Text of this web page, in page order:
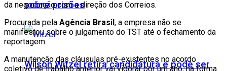
sobre prisões
Wilson Witzel retira candidatura e pode ser
da negociação com a direção dos Correios.
Procurada pela Agência Brasil, a empresa não se
manifestou sobre o julgamento do TST até o fechamento da
reportagem.
A manutenção das cláusulas pré-existentes no acordo
coletivo de trabalho anterior vai vigorar por um ano, na forma